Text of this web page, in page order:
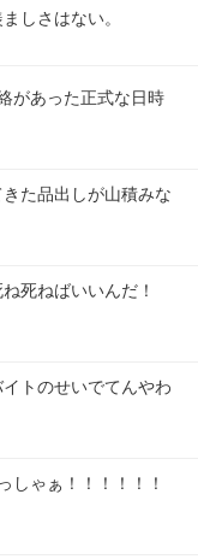
しさはない。
があった正式な日時
た品出しが山積みな
死ねばいいんだ！
トのせいでてんやわ
しゃぁ！！！！！！